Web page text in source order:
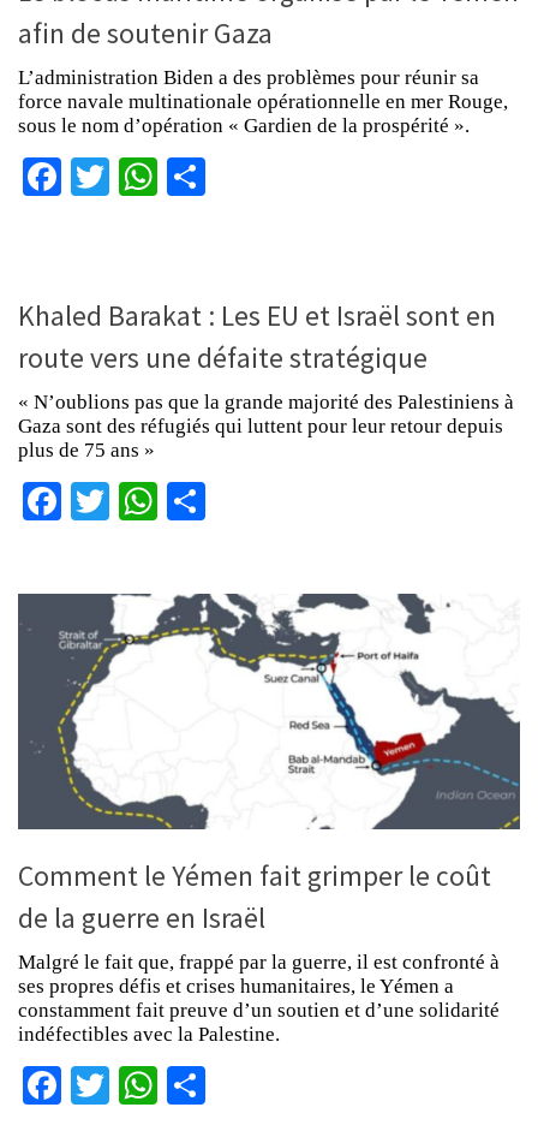
afin de soutenir Gaza
L’administration Biden a des problèmes pour réunir sa
force navale multinationale opérationnelle en mer Rouge,
sous le nom d’opération « Gardien de la prospérité ».
Facebook
TwitterWhatsApp
Khaled Barakat : Les EU et Israël sont en
route vers une défaite stratégique
« N’oublions pas que la grande majorité des Palestiniens à
Gaza sont des réfugiés qui luttent pour leur retour depuis
plus de 75 ans »
Facebook
TwitterWhatsApp
Comment le Yémen fait grimper le coût
de la guerre en Israël
Malgré le fait que, frappé par la guerre, il est confronté à
ses propres défis et crises humanitaires, le Yémen a
constamment fait preuve d’un soutien et d’une solidarité
indéfectibles avec la Palestine.
Facebook
TwitterWhatsApp